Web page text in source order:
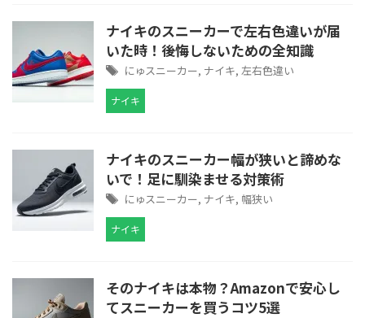
ナイキのスニーカーで左右色違いが届
いた時！後悔しないための全知識
にゅスニーカー, ナイキ, 左右色違い
ナイキ
ナイキのスニーカー幅が狭いと諦めな
いで！足に馴染ませる対策術
にゅスニーカー, ナイキ, 幅狭い
ナイキ
そのナイキは本物？Amazonで安心し
てスニーカーを買うコツ5選